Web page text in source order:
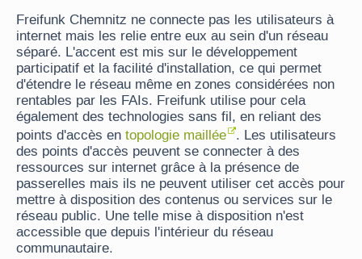
Freifunk Chemnitz ne connecte pas les utilisateurs à
internet mais les relie entre eux au sein d'un réseau
séparé. L'accent est mis sur le développement
participatif et la facilité d'installation, ce qui permet
d'étendre le réseau même en zones considérées non
rentables par les FAIs. Freifunk utilise pour cela
également des technologies sans fil, en reliant des
points d'accès en topologie maillée
. Les utilisateurs
des points d'accès peuvent se connecter à des
ressources sur internet grâce à la présence de
passerelles mais ils ne peuvent utiliser cet accès pour
mettre à disposition des contenus ou services sur le
réseau public. Une telle mise à disposition n'est
accessible que depuis l'intérieur du réseau
communautaire.